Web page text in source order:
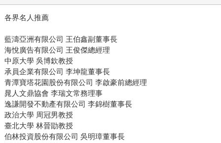
各界名人推薦
藍濤亞洲有限公司 王伯鑫副董事長
海悅廣告有限公司 王俊傑總經理
中原大學 吳博欽教授
承員企業有限公司 李坤龍董事長
青潭寶塔花園股份有限公司 李啟豪前總經理
晁人文鼎協會 李瑞文常務理事
逸謙開發不動產有限公司 李錦樹董事長
政治大學 周冠男教授
臺北大學 林晉勖教授
伯林投資股份有限公司 吳明璋董事長